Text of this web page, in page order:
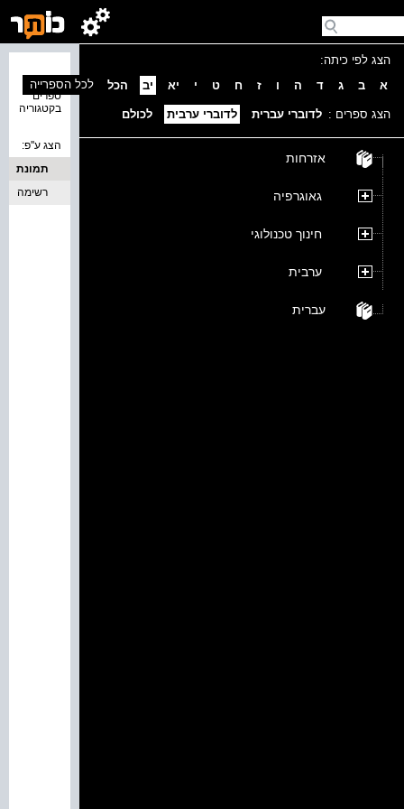
הצג לפי כיתה:
א
ב ג ד ה ו ז ח ט י יא יב הכל
הצג ספרים : לדוברי עברית לדוברי ערבית לכולם
אזרחות
גאוגרפיה
חינוך טכנולוגי
ערבית
עברית
ספרים
בקטגוריה
לכל הספרייה
הצג ע''פ:
תמונת
כריכה
רשימה